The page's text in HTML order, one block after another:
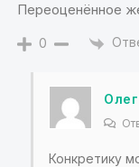
Переоценённое
0
Олег
Конкретику